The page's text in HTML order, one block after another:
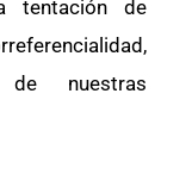
tentación de
de nuestras